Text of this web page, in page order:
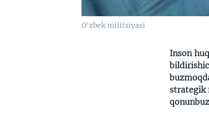
O'zbek militsiyasi
Inson
strategik